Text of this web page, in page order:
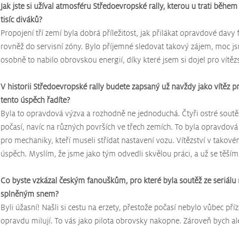
Jak jste si užíval atmosféru Středoevropské rally, kterou u trati
tisíc diváků?
Propojení tří zemí byla dobrá příležitost, jak přilákat opravdové davy
rovněž do servisní zóny. Bylo příjemné sledovat takový zájem, moc
osobně to nabilo obrovskou energií, díky které jsem si dojel pro
V historii Středoevropské rally budete zapsaný už navždy jako vítěz
tento úspěch řadíte?
Byla to opravdová výzva a rozhodně ne jednoduchá. Čtyři ostré
počasí, navíc na různých površích ve třech zemích. To byla
pro mechaniky, kteří museli střídat nastavení vozu. Vítězství v
úspěch. Myslím, že jsme jako tým odvedli skvělou práci, a už se
Co byste vzkázal českým fanouškům, pro které byla soutěž ze
splněným snem?
Byli úžasní! Našli si cestu na erzety, přestože počasí nebylo vůbec
opravdu milují. To vás jako pilota obrovsky nakopne. Zároveň bych